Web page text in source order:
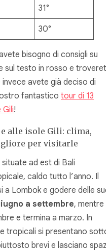
31°
30°
bisogno di consigli su
sul testo in rosso e
avete già deciso di
fantastico tour di 13
!
e alle isole Gili: clima,
per visitarle
ad est di Bali
caldo tutto l’anno. Il
a Lombok e godere delle sue
a settembre, mentre
e termina a marzo. In
tropicali si presentano sotto
brevi e lasciano